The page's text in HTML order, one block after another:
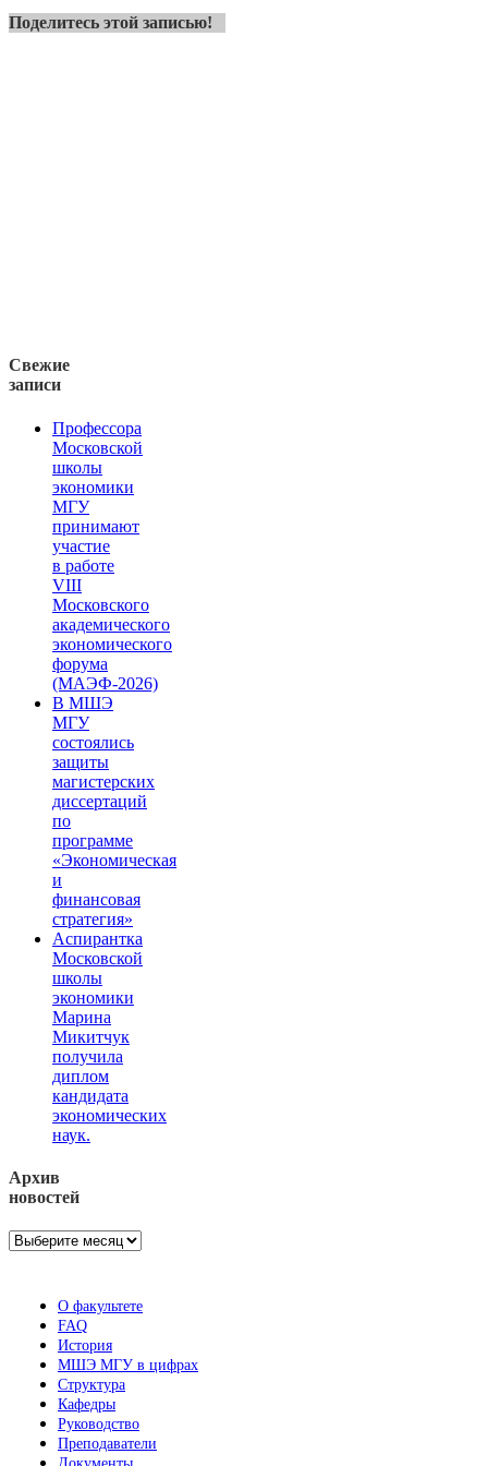
Поделитесь этой записью!
Свежие
записи
Профессора
Московской
школы
экономики
МГУ
принимают
участие
в работе
VIII
Московского
академического
экономического
форума
(МАЭФ-2026)
В МШЭ
МГУ
состоялись
защиты
магистерских
диссертаций
по
программе
«Экономическая
и
финансовая
стратегия»
Аспирантка
Московской
школы
экономики
Марина
Микитчук
получила
диплом
кандидата
экономических
наук.
Архив
новостей
Архив
О факультете
FAQ
История
МШЭ МГУ в цифрах
Структура
Кафедры
Руководство
Преподаватели